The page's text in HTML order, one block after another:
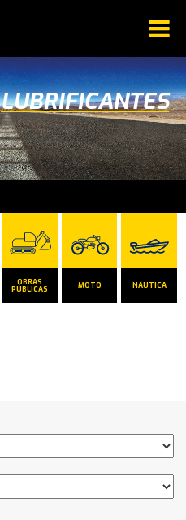
LUBRIFICANTES
OBRAS
PÚBLICAS MOTO NÁUTICA